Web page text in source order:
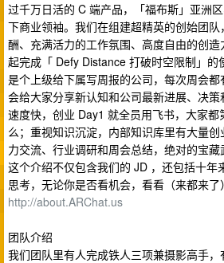
过千万日活的 C 端产品，「福布斯」亚洲
下商业领袖。我们在组建超精英的创始团
酬、充满活力的工作氛围、高度自由的创
起完成「 Defy Distance 打破时空限制」的
是个上级给下属写周报的公司，每次周会
会给大家分享新认知和公司最新进展、决
速度快，创业 Day1 就全员用飞书，大家
么；重视知识沉淀，内部知识库里有大量
力交流、行业调研和周会总结，绝对的宝藏
这个介绍不仅包含我们的 JD ，还包括十年
思考，无论你是否看机会，看看（来都来
http://about.ARChat.us
团队介绍
我们团队里有人完成铁人三项兼摄影高手，